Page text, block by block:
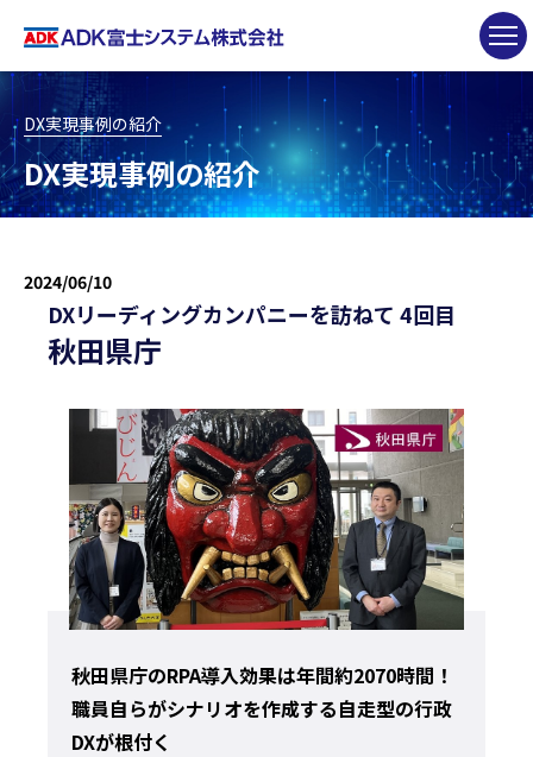
DX実現事例の紹介
DX実現事例の紹介
2024/06/10
DXリーディングカンパニーを訪ねて 4回目
秋田県庁
秋田県庁のRPA導入効果は年間約2070時間！
職員自らがシナリオを作成する自走型の行政
DXが根付く